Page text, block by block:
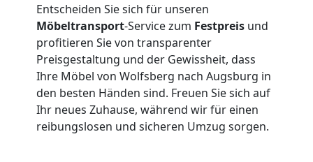
Entscheiden Sie sich für unseren
Möbeltransport-Service zum Festpreis und
profitieren Sie von transparenter
Preisgestaltung und der Gewissheit, dass
Ihre Möbel von Wolfsberg nach Augsburg in
den besten Händen sind. Freuen Sie sich auf
Ihr neues Zuhause, während wir für einen
reibungslosen und sicheren Umzug sorgen.
Umzüge
Wolfsberg
Vereinsumzug
Wolfsberg